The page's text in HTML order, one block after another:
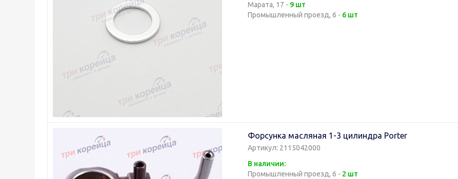
Марата, 17 - 9 шт
Промышленный проезд, 6 - 6 шт
Форсунка масляная 1-3 цилиндра Porter
Артикул: 2115042000
В наличии:
Промышленный проезд, 6 - 2 шт